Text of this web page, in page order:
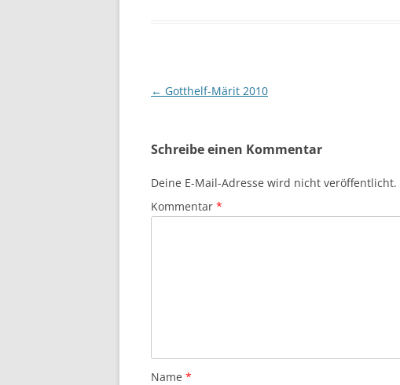
Beitragsnavigation
← Gotthelf-Märit 2010
Schreibe einen Kommentar
Deine E-Mail-Adresse wird nicht veröffentlicht.
Kommentar *
Name *